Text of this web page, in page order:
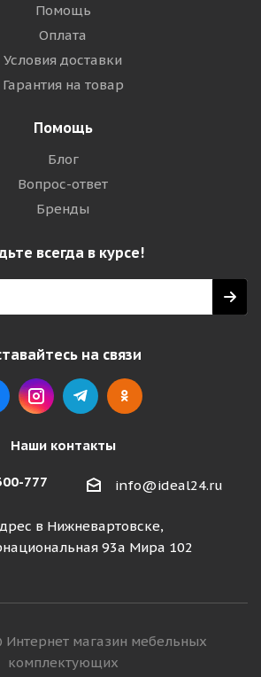
Помощь
Оплата
Условия доставки
Гарантия на товар
Помощь
Блог
Вопрос-ответ
Бренды
всегда в курсе!
на связи
Наши контакты
777 info@ideal24.ru
в Нижневартовске,
93а Мира 102
Интернет магазин мебельных
комплектующих